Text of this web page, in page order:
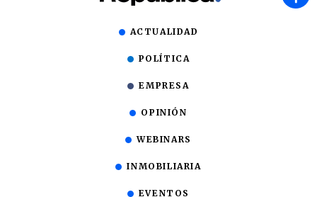
ACTUALIDAD
POLÍTICA
EMPRESA
OPINIÓN
WEBINARS
INMOBILIARIA
EVENTOS